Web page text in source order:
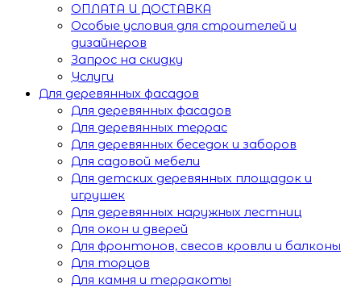
ОПЛАТА И ДОСТАВКА
Особые условия для строителей и
дизайнеров
Запрос на скидку
Услуги
Для деревянных фасадов
Для деревянных фасадов
Для деревянных террас
Для деревянных беседок и заборов
Для садовой мебели
Для детских деревянных площадок и
игрушек
Для деревянных наружных лестниц
Для окон и дверей
Для фронтонов, свесов кровли и балконы
Для торцов
Для камня и терракоты